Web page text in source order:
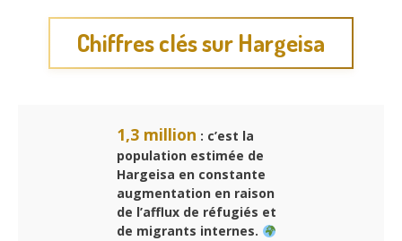
Chiffres clés sur Hargeisa
1,3 million : c’est la
population estimée de
Hargeisa en constante
augmentation en raison
de l’afflux de réfugiés et
de migrants internes.